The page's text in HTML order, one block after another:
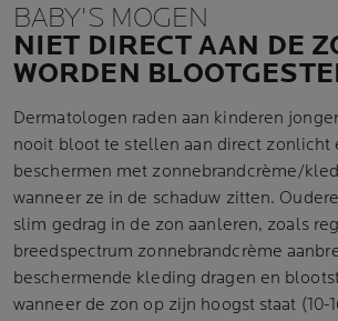
BABY'S MOGEN
NIET DIRECT AAN DE
WORDEN
Dermatologen raden aan kinderen
nooit bloot te stellen aan direct zonlicht
beschermen met zonnebrandcrème/
wanneer ze in de schaduw zitten.
slim gedrag in de zon aanleren, zoals
breedspectrum zonnebrandcrème
beschermende kleding dragen en
wanneer de zon op zijn hoogst staat (10-